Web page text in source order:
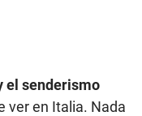
el senderismo
ver en Italia. Nada